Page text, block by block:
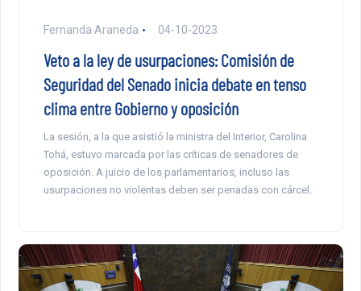
Fernanda Araneda 04-10-2023
Veto a la ley de usurpaciones: Comisión de
Seguridad del Senado inicia debate en tenso
clima entre Gobierno y oposición
La sesión, a la que asistió la ministra del Interior, Carolina
Tohá, estuvo marcada por las críticas de senadores de
oposición. A juicio de los parlamentarios, incluso las
usurpaciones no violentas deben ser penadas con cárcel.